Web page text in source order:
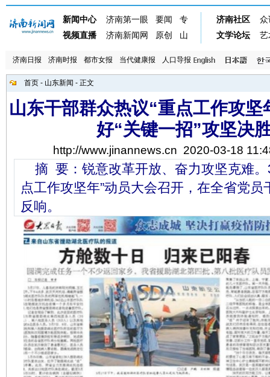
济南日报 济南时报 都市女报 当代健康报 人口导报
首页 - 山东新闻 - 正文
山东干部群众热议“重点工作攻坚
好“关键一招”攻坚决
http://www.jinannews.cn 2020-03-18
摘 要：锐意改革开放、奋力攻坚克难。
点工作攻坚年”动员大会召开，在全省党
反响。